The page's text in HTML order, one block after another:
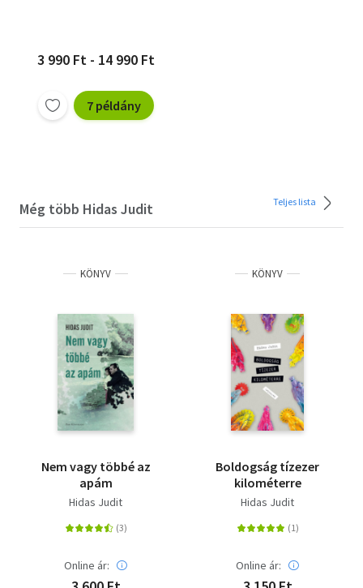
Tóth Krisztina
Nógrádi Gergely
Böszörményi Gyula
Simon Rékazsuzsanna
3 990 Ft - 14 990 Ft
7 példány
Még több Hidas Judit Teljes lista
KÖNYV
Nem vagy többé az
apám
Hidas Judit
Online ár:
KÖNYV
Boldogság tízezer
kilométerre
Hidas Judit
Online ár: